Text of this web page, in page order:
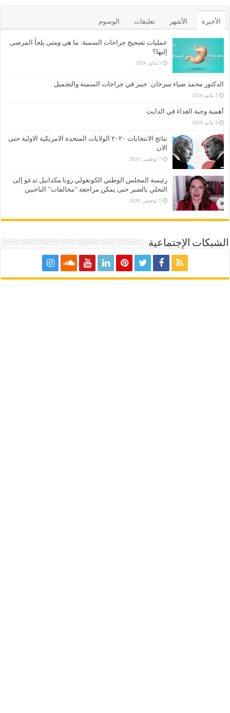
الأخيرة الأشهر تعليقات الوسوم
عمليات تصحيح جراحات السمنة: ما هي ومتى يلجأ المرضى
إليها؟
3 مايو، 2024
الدكتور محمد ضياء سرحان: خبير في جراحات السمنة والتجميل
3 مايو، 2024
أهمية وجبة الغداء في الدايت
3 مايو، 2024
نتائج الانتخابات ٢٠٢٠ الولايات المتحدة الامريكية الاولية حتى
الان
7 نوفمبر، 2020
رئيسة المجلس الوطني الكونغولي رونا مكدانيل تدعو إلى
التحلي بالصبر حتى يمكن مراجعة “مخالفات” الناخبين
7 نوفمبر، 2020
الشبكات الإجتماعية